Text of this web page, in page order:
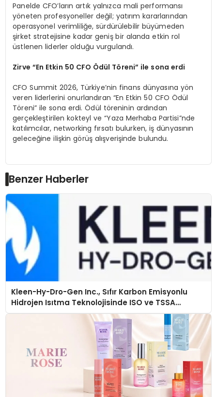
Panelde CFO’ların artık yalnızca mali performansı
yöneten profesyoneller değil; yatırım kararlarından
operasyonel verimliliğe, sürdürülebilir büyümeden
şirket stratejisine kadar geniş bir alanda etkin rol
üstlenen liderler olduğu vurgulandı.
Zirve “En Etkin 50 CFO Ödül Töreni” ile sona erdi
CFO Summit 2026, Türkiye’nin finans dünyasına yön
veren liderlerini onurlandıran “En Etkin 50 CFO Ödül
Töreni” ile sona erdi. Ödül töreninin ardından
gerçekleştirilen kokteyl ve “Yaza Merhaba Partisi”nde
katılımcılar, networking fırsatı bulurken, iş dünyasının
geleceğine ilişkin görüş alışverişinde bulundu.
Benzer Haberler
Kleen-Hy-Dro-Gen Inc., Sıfır Karbon Emisyonlu
Hidrojen Isıtma Teknolojisinde ISO ve TSSA
Düzenleyici Onaylarını Aldı